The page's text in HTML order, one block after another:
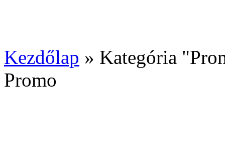
Kezdőlap » Kategória
Promo